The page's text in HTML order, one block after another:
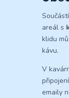
areál s
klidu
kávu.
V
emaily